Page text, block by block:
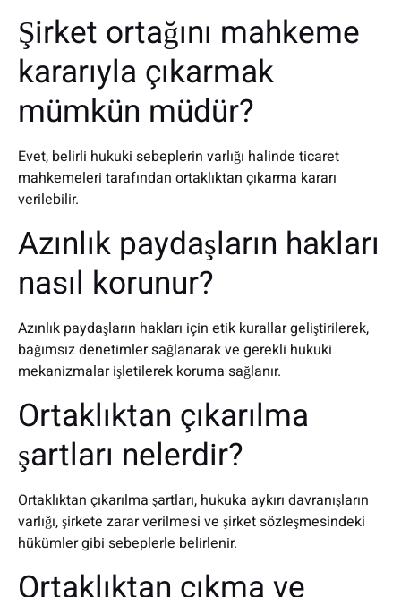
Şirket ortağını mahkeme
kararıyla çıkarmak
mümkün müdür?
Evet, belirli hukuki sebeplerin varlığı halinde ticaret
mahkemeleri tarafından ortaklıktan çıkarma kararı
verilebilir.
Azınlık paydaşların hakları
nasıl korunur?
Azınlık paydaşların hakları için etik kurallar geliştirilerek,
bağımsız denetimler sağlanarak ve gerekli hukuki
mekanizmalar işletilerek koruma sağlanır.
Ortaklıktan çıkarılma
şartları nelerdir?
Ortaklıktan çıkarılma şartları, hukuka aykırı davranışların
varlığı, şirkete zarar verilmesi ve şirket sözleşmesindeki
hükümler gibi sebeplerle belirlenir.